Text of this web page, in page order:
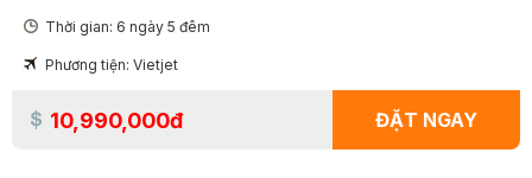
Thời gian: 6 ngày 5 đêm
Phương tiện: Vietjet
10,990,000đ ĐẶT NGAY